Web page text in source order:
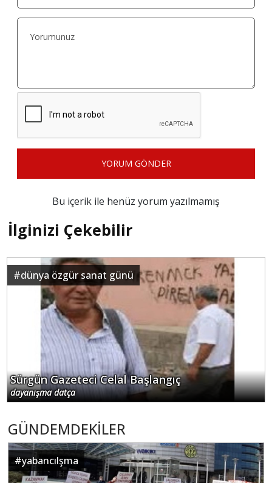
YORUM GÖNDER
Bu içerik ile henüz yorum yazılmamış
İlginizi Çekebilir
#dünya özgür sanat günü
Sürgün Gazeteci Celal Başlangıç
dayanışma datça
GÜNDEMDEKİLER
#yabancılşma